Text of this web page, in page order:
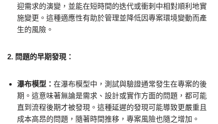
迎需求的演變，並能在短時間的迭代或衝刺中相對順利地實
施變更。這種適應性有助於管理並降低因專案環境變動而產
生的風險。
2. 問題的早期發現：
瀑布模型： 在瀑布模型中，測試與驗證通常發生在專案的後
期。這意味著無論是需求、設計或實作方面的問題，都可能
直到流程後期才被發現。這種延遲的發現可能導致更嚴重且
成本高昂的問題，隨著時間推移，專案風險也隨之增加。